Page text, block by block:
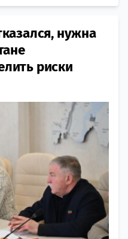
нужна
риски